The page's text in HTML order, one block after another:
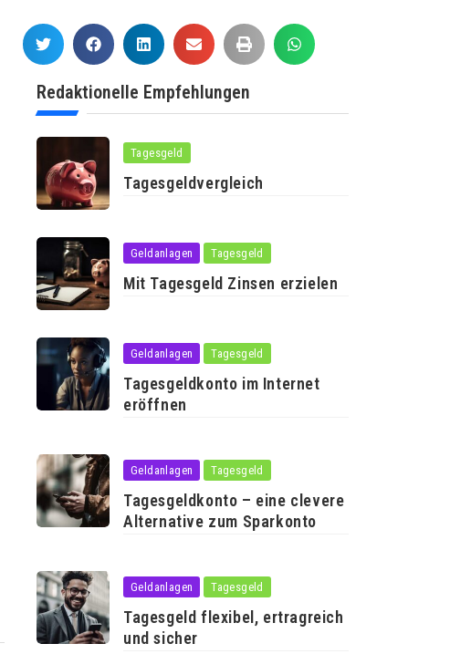
Redaktionelle Empfehlungen
Tagesgeld
Tagesgeldvergleich
Geldanlagen Tagesgeld
Mit Tagesgeld Zinsen erzielen
Geldanlagen Tagesgeld
Tagesgeldkonto im Internet
eröffnen
Geldanlagen Tagesgeld
Tagesgeldkonto – eine clevere
Alternative zum Sparkonto
Geldanlagen Tagesgeld
Tagesgeld flexibel, ertragreich
und sicher